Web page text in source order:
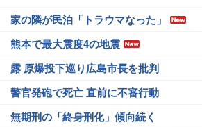
家の隣が民泊「トラウマなった」
熊本で最大震度4の地震
露 原爆投下巡り広島市長を批判
警官発砲で死亡 直前に不審行動
無期刑の「終身刑化」傾向続く